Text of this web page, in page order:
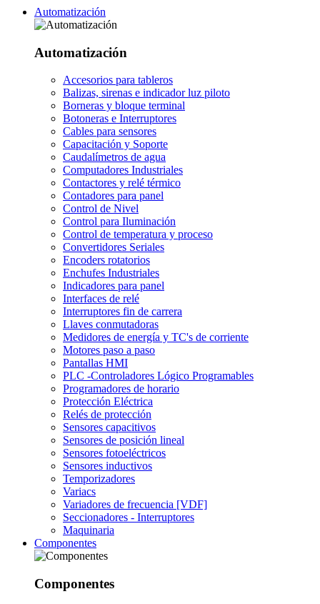
Automatización
Automatización
Accesorios para tableros
Balizas, sirenas e indicador luz piloto
Borneras y bloque terminal
Botoneras e Interruptores
Cables para sensores
Capacitación y Soporte
Caudalímetros de agua
Computadores Industriales
Contactores y relé térmico
Contadores para panel
Control de Nivel
Control para Iluminación
Control de temperatura y proceso
Convertidores Seriales
Encoders rotatorios
Enchufes Industriales
Indicadores para panel
Interfaces de relé
Interruptores fin de carrera
Llaves conmutadoras
Medidores de energía y TC's de corriente
Motores paso a paso
Pantallas HMI
PLC -Controladores Lógico Programables
Programadores de horario
Protección Eléctrica
Relés de protección
Sensores capacitivos
Sensores de posición lineal
Sensores fotoeléctricos
Sensores inductivos
Temporizadores
Variacs
Variadores de frecuencia [VDF]
Seccionadores - Interruptores
Maquinaria
Componentes
Componentes